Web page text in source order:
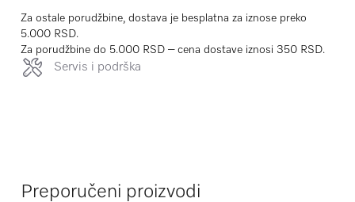
Za ostale porudžbine, dostava je besplatna za iznose preko
5.000 RSD.
Za porudžbine do 5.000 RSD – cena dostave iznosi 350 RSD.
Servis i podrška
Preporučeni proizvodi